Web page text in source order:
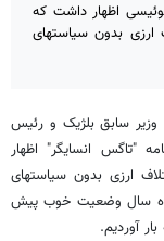
اظهار داشت که
بدون سیاستهای
سابق بلژیک و رئیس
"تاگس انسایگر" اظهار
ارزی بدون سیاستهای
ده سال وضعیت خوب پیش
آوردیم.